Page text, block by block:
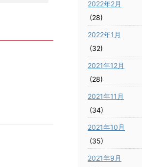
2022年2月
(28)
2022年1月
(32)
2021年12月
(28)
2021年11月
(34)
2021年10月
(35)
2021年9月